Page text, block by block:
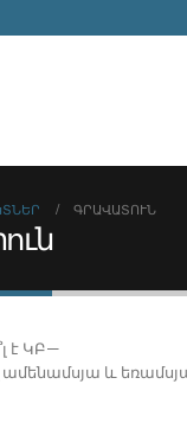
ԳՐԱՎԱՏՈՒՆ
է ԿԲ—
և